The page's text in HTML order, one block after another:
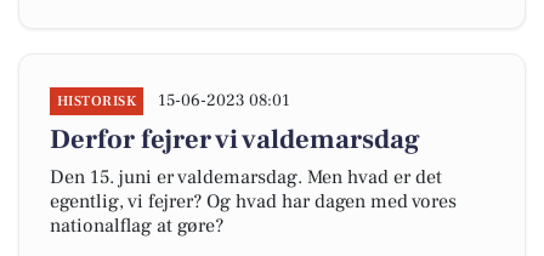
HISTORISK 15-06-2023 08:01
Derfor fejrer vi valdemarsdag
Den 15. juni er valdemarsdag. Men hvad er det
egentlig, vi fejrer? Og hvad har dagen med vores
nationalflag at gøre?